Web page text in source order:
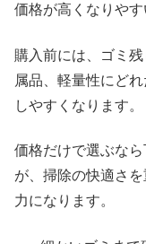
価格が高くなりやす
購入前には、ゴミ
属品、軽量性にど
しやすくなります。
価格だけで選ぶな
が、掃除の快適さ
力になります。